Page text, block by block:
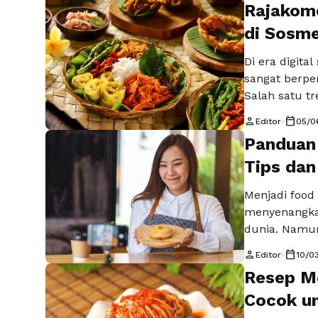
di
Di era digital
sangat
Salah satu
sosmed.
kreativitas,
mereka
tidak hanya
Selengkapnya
person Editor• calendar_today05/
Tips
Menjadi
dunia.
perlu tahu
Anda
langkah-
food
person Editor• calendar_today10/
Resep
Cocok